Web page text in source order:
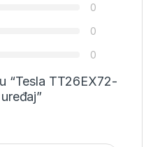
0
0
0
“Tesla TT26EX72-